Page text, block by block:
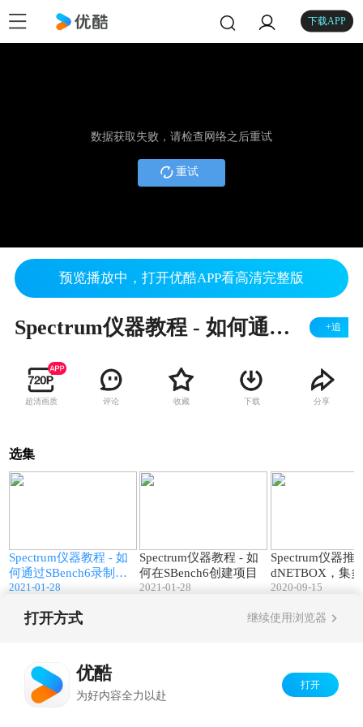
下载APP
数据获取失败，请检查网络之后重试
重试
预览播放中，打开优酷APP看高清完整版
Spectrum仪器教程 - 如何通过SBench6录制视频 +追
超清画质 评论 收藏 下载 分享
选集
Spectrum仪器教程 - 如
何通过SBench6录制视
频
2021-01-28
Spectrum仪器教程 - 如
何在SBench6创建项目
2021-01-28
Spectrum仪器推
dNETBOX，集
WG与数字化仪
2020-09-15
打开方式 继续使用浏览器
优酷
为好内容全力以赴
打开